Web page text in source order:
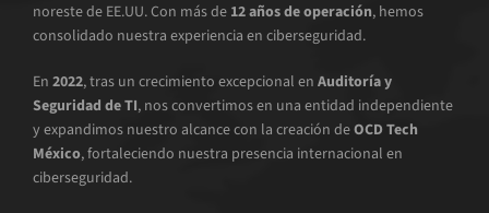
noreste de EE.UU. Con más de 12 años de operación, hemos
consolidado nuestra experiencia en ciberseguridad.
En 2022, tras un crecimiento excepcional en Auditoría y
Seguridad de TI, nos convertimos en una entidad independiente
y expandimos nuestro alcance con la creación deOCD Tech
México, fortaleciendo nuestra presencia internacional en
ciberseguridad.